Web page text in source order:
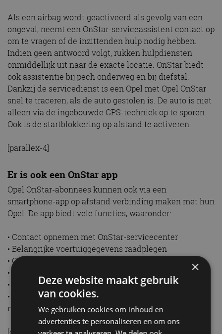
Als een airbag wordt geactiveerd als gevolg van een
ongeval, neemt een OnStar-serviceassistent contact op
om te vragen of de inzittenden hulp nodig hebben.
Indien geen antwoord volgt, rukken hulpdiensten
onmiddellijk uit naar de exacte locatie. OnStar biedt
ook assistentie bij pech onderweg en bij diefstal.
Dankzij de servicedienst is een Opel met Opel OnStar
snel te traceren, als de auto gestolen is. De auto is niet
alleen via de ingebouwde GPS-techniek op te sporen.
Ook is de startblokkering op afstand te activeren.
[parallex-4]
Er is ook een OnStar app
Opel OnStar-abonnees kunnen ook via een
smartphone-app op afstand verbinding maken met hun
Opel. De app biedt vele functies, waaronder:
• Contact opnemen met OnStar-servicecenter
• Belangrijke voertuiggegevens raadplegen
• Op afstand portieren vergrendelen/ontgrendelen
• De auto online lokaliseren, bijvoorbeeld na diefstal
• Op afstand claxon en verlichting bedienen
• Snel bestemmingen downloaden in het
navigatiesysteem
×
Deze website maakt gebruik
van cookies.
We gebruiken cookies om inhoud en
advertenties te personaliseren en om ons